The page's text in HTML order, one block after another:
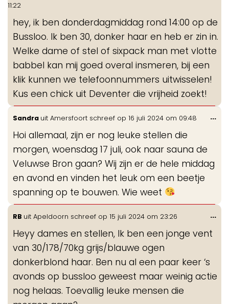
11:22
hey, ik ben donderdagmiddag rond 14:00 op de
Bussloo. Ik ben 30, donker haar en heb er zin in.
Welke dame of stel of sixpack man met vlotte
babbel kan mij goed overal insmeren, bij een
klik kunnen we telefoonnummers uitwisselen!
Kus een chick uit Deventer die vrijheid zoekt!
Sandra uit Amersfoort schreef op 16 juli 2024 om 09:48
Hoi allemaal, zijn er nog leuke stellen die
morgen, woensdag 17 juli, ook naar sauna de
Veluwse Bron gaan? Wij zijn er de hele middag
en avond en vinden het leuk om een beetje
spanning op te bouwen. Wie weet
...
RB uit Apeldoorn schreef op 15 juli 2024 om 23:26
Heyy dames en stellen, Ik ben een jonge vent
van 30/178/70kg grijs/blauwe ogen
donkerblond haar. Ben nu al een paar keer ‘s
avonds op bussloo geweest maar weinig actie
nog helaas. Toevallig leuke mensen die
...